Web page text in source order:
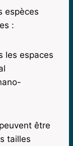
espèces
:
les espaces
être
tailles